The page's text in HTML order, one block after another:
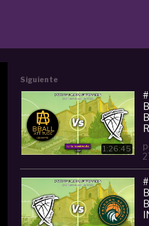
Siguiente
1:26:45